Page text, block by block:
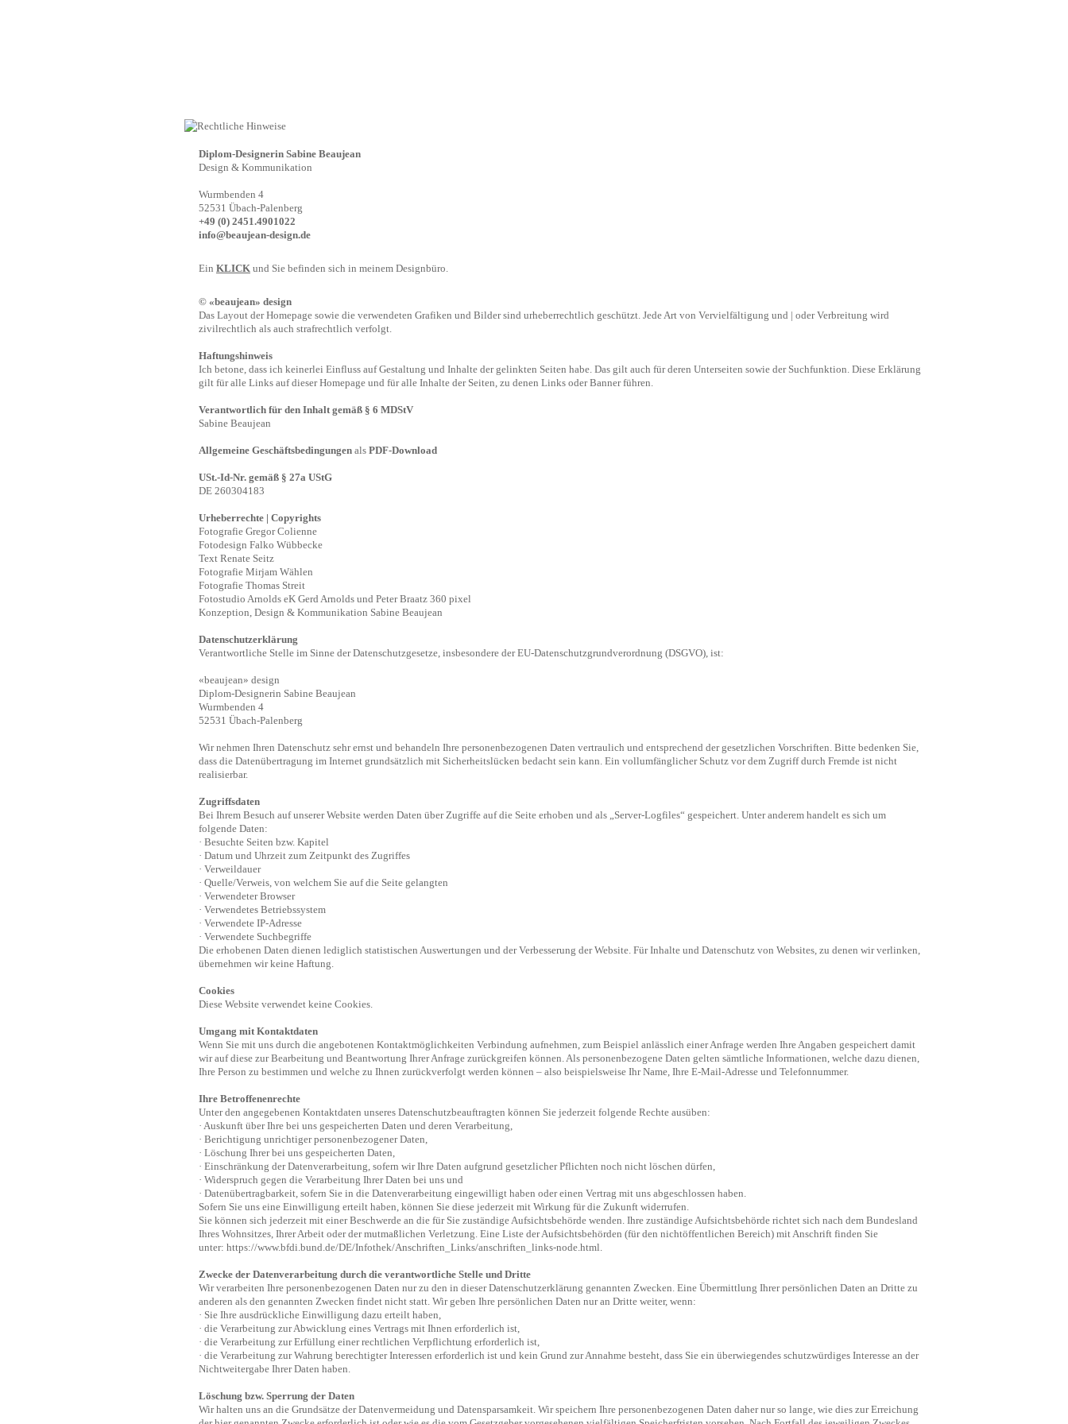
Diplom-Designerin Sabine Beaujean
Design & Kommunikation
Wurmbenden 4
52531 Übach-Palenberg
+49 (0) 2451.4901022
info@beaujean-design.de
Ein KLICK und Sie befinden sich in meinem Designbüro.
© «beaujean» design
Das Layout der Homepage sowie die verwendeten Grafiken und Bilder sind urheberrechtlich geschützt. Jede Art von Vervielfältigung und | oder Verbreitung wird
zivilrechtlich als auch strafrechtlich verfolgt.
Haftungshinweis
Ich betone, dass ich keinerlei Einfluss auf Gestaltung und Inhalte der gelinkten Seiten habe. Das gilt auch für deren Unterseiten sowie der Suchfunktion. Diese Erklärung
gilt für alle Links auf dieser Homepage und für alle Inhalte der Seiten, zu denen Links oder Banner führen.
Verantwortlich für den Inhalt gemäß § 6 MDStV
Sabine Beaujean
Allgemeine Geschäftsbedingungen als PDF-Download
USt.-Id-Nr. gemäß § 27a UStG
DE 260304183
Urheberrechte | Copyrights
Fotografie Gregor Colienne
Fotodesign Falko Wübbecke
Text Renate Seitz
Fotografie Mirjam Wählen
Fotografie Thomas Streit
Fotostudio Arnolds eK Gerd Arnolds und Peter Braatz 360 pixel
Konzeption, Design & Kommunikation Sabine Beaujean
Datenschutzerklärung
Verantwortliche Stelle im Sinne der Datenschutzgesetze, insbesondere der EU-Datenschutzgrundverordnung (DSGVO), ist:
«beaujean» design
Diplom-Designerin Sabine Beaujean
Wurmbenden 4
52531 Übach-Palenberg
Wir nehmen Ihren Datenschutz sehr ernst und behandeln Ihre personenbezogenen Daten vertraulich und entsprechend der gesetzlichen Vorschriften. Bitte bedenken Sie,
dass die Datenübertragung im Internet grundsätzlich mit Sicherheitslücken bedacht sein kann. Ein vollumfänglicher Schutz vor dem Zugriff durch Fremde ist nicht
realisierbar.
Zugriffsdaten
Bei Ihrem Besuch auf unserer Website werden Daten über Zugriffe auf die Seite erhoben und als „Server-Logfiles“ gespeichert. Unter anderem handelt es sich um
folgende Daten:
· Besuchte Seiten bzw. Kapitel
· Datum und Uhrzeit zum Zeitpunkt des Zugriffes
· Verweildauer
· Quelle/Verweis, von welchem Sie auf die Seite gelangten
· Verwendeter Browser
· Verwendetes Betriebssystem
· Verwendete IP-Adresse
· Verwendete Suchbegriffe
Die erhobenen Daten dienen lediglich statistischen Auswertungen und der Verbesserung der Website. Für Inhalte und Datenschutz von Websites, zu denen wir verlinken,
übernehmen wir keine Haftung.
Cookies
Diese Website verwendet keine Cookies.
Umgang mit Kontaktdaten
Wenn Sie mit uns durch die angebotenen Kontaktmöglichkeiten Verbindung aufnehmen, zum Beispiel anlässlich einer Anfrage werden Ihre Angaben gespeichert damit
wir auf diese zur Bearbeitung und Beantwortung Ihrer Anfrage zurückgreifen können. Als personenbezogene Daten gelten sämtliche Informationen, welche dazu dienen,
Ihre Person zu bestimmen und welche zu Ihnen zurückverfolgt werden können – also beispielsweise Ihr Name, Ihre E-Mail-Adresse und Telefonnummer.
Ihre Betroffenenrechte
Unter den angegebenen Kontaktdaten unseres Datenschutzbeauftragten können Sie jederzeit folgende Rechte ausüben:
· Auskunft über Ihre bei uns gespeicherten Daten und deren Verarbeitung,
· Berichtigung unrichtiger personenbezogener Daten,
· Löschung Ihrer bei uns gespeicherten Daten,
· Einschränkung der Datenverarbeitung, sofern wir Ihre Daten aufgrund gesetzlicher Pflichten noch nicht löschen dürfen,
· Widerspruch gegen die Verarbeitung Ihrer Daten bei uns und
· Datenübertragbarkeit, sofern Sie in die Datenverarbeitung eingewilligt haben oder einen Vertrag mit uns abgeschlossen haben.
Sofern Sie uns eine Einwilligung erteilt haben, können Sie diese jederzeit mit Wirkung für die Zukunft widerrufen.
Sie können sich jederzeit mit einer Beschwerde an die für Sie zuständige Aufsichtsbehörde wenden. Ihre zuständige Aufsichtsbehörde richtet sich nach dem Bundesland
Ihres Wohnsitzes, Ihrer Arbeit oder der mutmaßlichen Verletzung. Eine Liste der Aufsichtsbehörden (für den nichtöffentlichen Bereich) mit Anschrift finden Sie
unter: https://www.bfdi.bund.de/DE/Infothek/Anschriften_Links/anschriften_links-node.html.
Zwecke der Datenverarbeitung durch die verantwortliche Stelle und Dritte
Wir verarbeiten Ihre personenbezogenen Daten nur zu den in dieser Datenschutzerklärung genannten Zwecken. Eine Übermittlung Ihrer persönlichen Daten an Dritte zu
anderen als den genannten Zwecken findet nicht statt. Wir geben Ihre persönlichen Daten nur an Dritte weiter, wenn:
· Sie Ihre ausdrückliche Einwilligung dazu erteilt haben,
· die Verarbeitung zur Abwicklung eines Vertrags mit Ihnen erforderlich ist,
· die Verarbeitung zur Erfüllung einer rechtlichen Verpflichtung erforderlich ist,
· die Verarbeitung zur Wahrung berechtigter Interessen erforderlich ist und kein Grund zur Annahme besteht, dass Sie ein überwiegendes schutzwürdiges Interesse an der
Nichtweitergabe Ihrer Daten haben.
Löschung bzw. Sperrung der Daten
Wir halten uns an die Grundsätze der Datenvermeidung und Datensparsamkeit. Wir speichern Ihre personenbezogenen Daten daher nur so lange, wie dies zur Erreichung